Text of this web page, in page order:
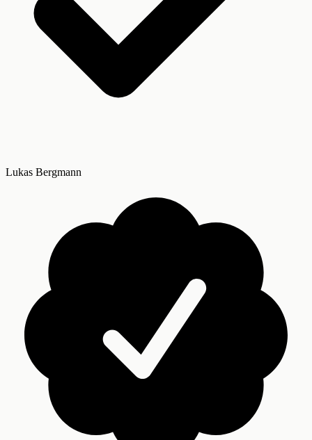
Lukas Bergmann